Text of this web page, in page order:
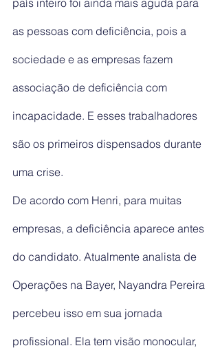
as pessoas com deficiência, pois a
sociedade e as empresas fazem
associação de deficiência com
incapacidade. E esses trabalhadores
são os primeiros dispensados durante
uma crise.
De acordo com Henri, para muitas
empresas, a deficiência aparece antes
do candidato. Atualmente analista de
Operações na Bayer, Nayandra Pereira
percebeu isso em sua jornada
profissional. Ela tem visão monocular,